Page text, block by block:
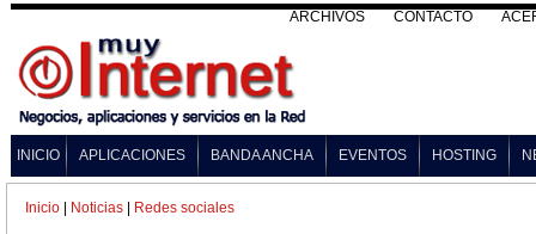
ARCHIVOS CONTACTO
INICIO APLICACIONES BANDA ANCHA EVENTOS HOSTING
Inicio Noticias Redes sociales